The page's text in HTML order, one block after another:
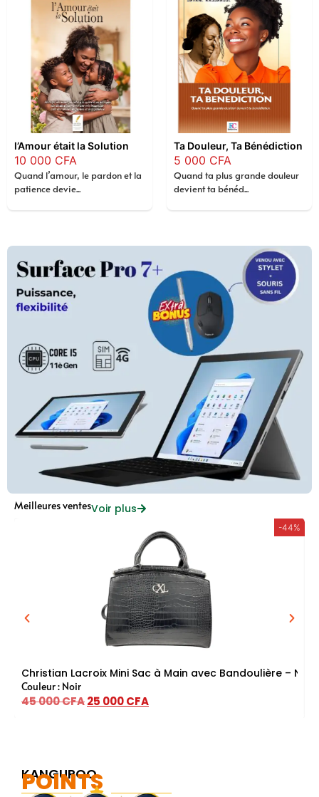
l’Amour était la Solution
10 000 CFA
Quand l’amour, le pardon et la
patience devie...
Ta Douleur, Ta Bénédiction
5 000 CFA
Quand ta plus grande douleur
devient ta bénéd...
Meilleures ventesVoir plus
-44%
Christian Lacroix Mini Sac à Main avec Bandoulière – Noir
Couleur : Noir
45 000CFA25 000CFA
KANGUROO
POINTS